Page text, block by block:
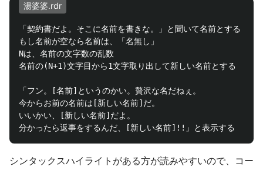
湯婆婆.rdr
「契約書だよ。そこに名前を書きな。」と聞いて名前とする
もし名前が空なら名前は、「名無し」
Nは、名前の文字数の乱数
名前の(N+1)文字目から1文字取り出して新しい名前とする
「フン。[名前]というのかい。贅沢な名だねぇ。
今からお前の名前は[新しい名前]だ。
いいかい、[新しい名前]だよ。
シンタックスハイライトがある方が読みやすいので、コー